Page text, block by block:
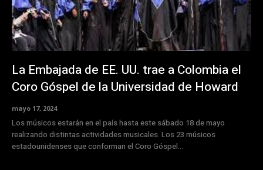
La Embajada de EE. UU. trae a Colombia el
Coro Góspel de la Universidad de Howard
mayo 17, 2024
Los músicos estarán en el país hasta este sábado 18 de mayo
realizando distintas actividades musicales. Los 23 músicos
estadounidenses que conforman el Coro Góspel...